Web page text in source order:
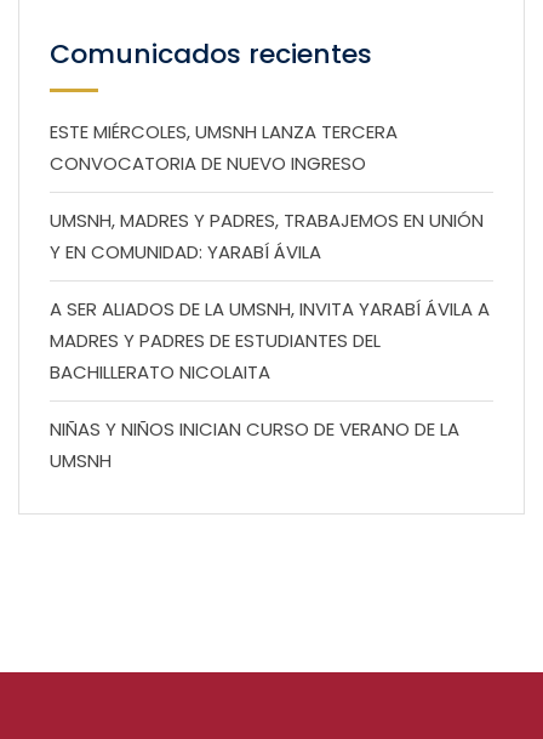
Comunicados recientes
ESTE MIÉRCOLES, UMSNH LANZA TERCERA
CONVOCATORIA DE NUEVO INGRESO
UMSNH, MADRES Y PADRES, TRABAJEMOS EN UNIÓN
Y EN COMUNIDAD: YARABÍ ÁVILA
A SER ALIADOS DE LA UMSNH, INVITA YARABÍ ÁVILA A
MADRES Y PADRES DE ESTUDIANTES DEL
BACHILLERATO NICOLAITA
NIÑAS Y NIÑOS INICIAN CURSO DE VERANO DE LA
UMSNH